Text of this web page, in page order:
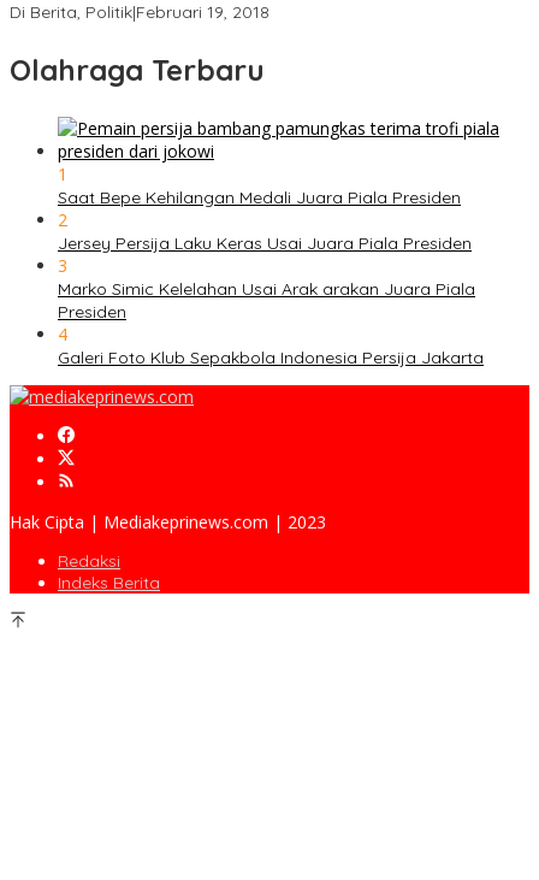
Di Berita, Politik|Februari 19, 2018
Olahraga Terbaru
1
Saat Bepe Kehilangan Medali Juara Piala Presiden
2
Jersey Persija Laku Keras Usai Juara Piala Presiden
3
Marko Simic Kelelahan Usai Arak arakan Juara Piala
Presiden
4
Galeri Foto Klub Sepakbola Indonesia Persija Jakarta
Hak Cipta | Mediakeprinews.com | 2023
Redaksi
Indeks Berita